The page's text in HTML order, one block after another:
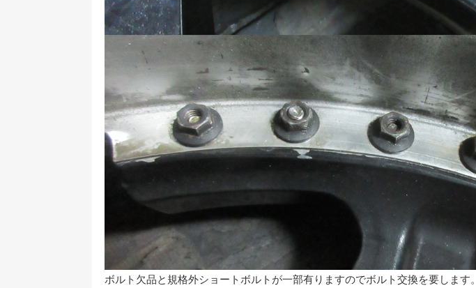
ボルト欠品と規格外ショートボルトが一部有りますのでボルト交換を要します。